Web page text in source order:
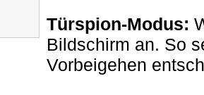
Türspion-Modus:
Bildschirm an. So
Vorbeigehen